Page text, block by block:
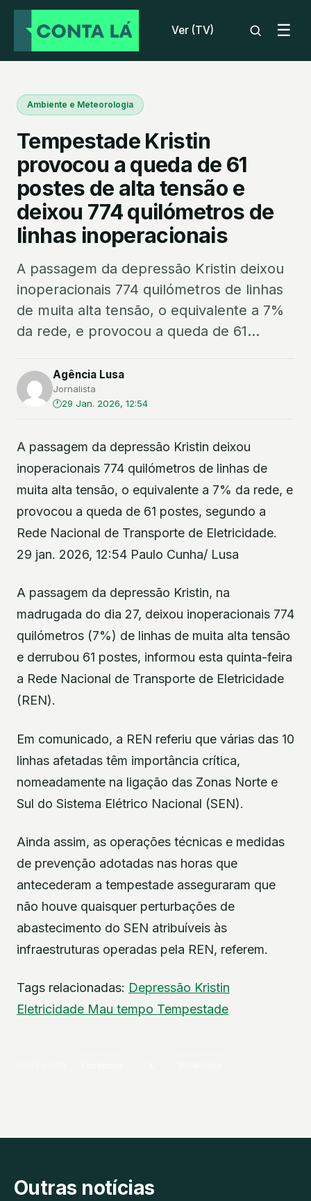
Ver (TV) ☰
Ambiente e Meteorologia
Tempestade Kristin
provocou a queda de 61
postes de alta tensão e
deixou 774 quilómetros de
linhas inoperacionais
A passagem da depressão Kristin deixou
inoperacionais 774 quilómetros de linhas
de muita alta tensão, o equivalente a 7%
da rede, e provocou a queda de 61...
Agência Lusa
Jornalista
29 Jan. 2026, 12:54
A passagem da depressão Kristin deixou
inoperacionais 774 quilómetros de linhas de
muita alta tensão, o equivalente a 7% da rede, e
provocou a queda de 61 postes, segundo a
Rede Nacional de Transporte de Eletricidade.
29 jan. 2026, 12:54 Paulo Cunha/ Lusa
A passagem da depressão Kristin, na
madrugada do dia 27, deixou inoperacionais 774
quilómetros (7%) de linhas de muita alta tensão
e derrubou 61 postes, informou esta quinta-feira
a Rede Nacional de Transporte de Eletricidade
(REN).
Em comunicado, a REN referiu que várias das 10
linhas afetadas têm importância crítica,
nomeadamente na ligação das Zonas Norte e
Sul do Sistema Elétrico Nacional (SEN).
Ainda assim, as operações técnicas e medidas
de prevenção adotadas nas horas que
antecederam a tempestade asseguraram que
não houve quaisquer perturbações de
abastecimento do SEN atribuíveis às
infraestruturas operadas pela REN, referem.
Tags relacionadas: Depressão Kristin
Eletricidade Mau tempo Tempestade
Outras notícias